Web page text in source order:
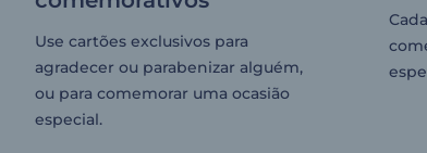
Use cartões exclusivos para
agradecer ou parabenizar alguém,
ou para comemorar uma ocasião
especial.